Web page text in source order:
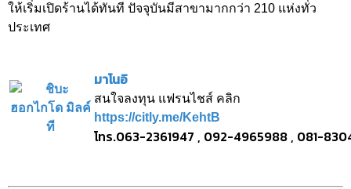
ให้เริ่มเปิดร้านได้ทันที ปัจจุบันมีสาขามากกว่า 210 แห่งทั่ว
ประเทศ
มาโนอิ
สนใจลงทุน แฟรนไชส์ คลิก
https://citly.me/KehtB
โทร.063-2361947 , 092-4965988 , 081-